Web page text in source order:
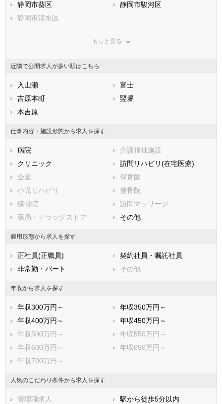
滋賀県
大阪府
兵庫県
山口県
福岡県
佐賀県
熊本県
鹿児島県
静岡市葵区
静岡市駿河区
静岡市清水区
浜松市浜名区
市部
沼津市
熱海市
三島市
富士宮市
伊東市
藤枝市
御殿場市
袋井市
下田市
裾野市
湖西市
伊豆市
御前崎市
菊川市
伊豆の国市
牧之原市
賀茂郡東伊豆町
賀茂郡河津町
田方郡函南町
駿東郡清水町
駿東郡長泉町
駿東郡小山町
榛原郡吉田町
もっと見る
近隣で公開求人が多い駅はこちら
入山瀬
富士
吉原本町
竪堀
本吉原
仕事内容・施設形態から求人を探す
病院
介護福祉施設
クリニック
訪問リハビリ(在宅医療)
企業
保育園
小児リハビリ
整骨院
接骨院
訪問マッサージ
薬局・ドラッグストア
その他
雇用形態から求人を探す
正社員(正職員)
契約社員・嘱託社員
非常勤・パート
その他
年収から求人を探す
年収300万円～
年収350万円～
年収400万円～
年収450万円～
年収500万円～
年収550万円～
年収600万円～
年収650万円～
年収700万円～
人気のこだわり条件から求人を探す
管理職求人
駅から徒歩5分以内